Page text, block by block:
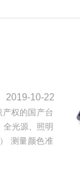
2019-10-22
权的国产台
光源、照明
测量颜色准